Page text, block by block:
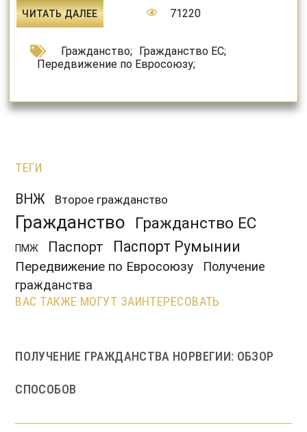
ЧИТАТЬ ДАЛЕЕ 71220
Гражданство; Гражданство ЕС;
Передвижение по Евросоюзу;
ТЕГИ
ВНЖ Второе гражданство
Гражданство Гражданство ЕС
ПМЖ Паспорт Паспорт Румынии
Передвижение по Евросоюзу
Получение
гражданства
ВАС ТАКЖЕ МОГУТ ЗАИНТЕРЕСОВАТЬ
ПОЛУЧЕНИЕ ГРАЖДАНСТВА НОРВЕГИИ: ОБЗОР
СПОСОБОВ